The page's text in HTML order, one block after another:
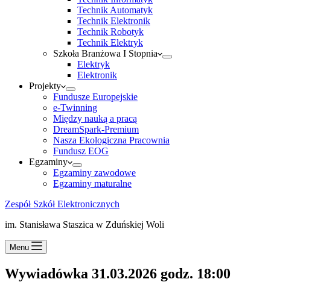
Technik Automatyk
Technik Elektronik
Technik Robotyk
Technik Elektryk
Szkoła Branżowa I Stopnia
Elektryk
Elektronik
Projekty
Fundusze Europejskie
e-Twinning
Między nauką a pracą
DreamSpark-Premium
Nasza Ekologiczna Pracownia
Fundusz EOG
Egzaminy
Egzaminy zawodowe
Egzaminy maturalne
Zespół Szkół Elektronicznych
im. Stanisława Staszica w Zduńskiej Woli
Menu
Wywiadówka 31.03.2026 godz. 18:00